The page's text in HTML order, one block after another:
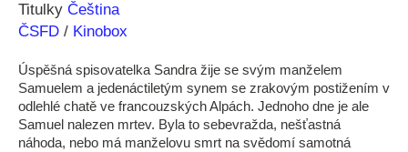
Titulky Čeština
ČSFD / Kinobox
Úspěšná spisovatelka Sandra žije se svým manželem
Samuelem a jedenáctiletým synem se zrakovým postižením v
odlehlé chatě ve francouzských Alpách. Jednoho dne je ale
Samuel nalezen mrtev. Byla to sebevražda, nešťastná
náhoda, nebo má manželovu smrt na svědomí samotná